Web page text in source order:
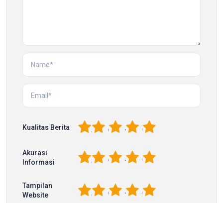
Kualitas Berita 5
4
3
2
Akurasi
Informasi
5
4
3
2
Tampilan
Website
5
4
3
2